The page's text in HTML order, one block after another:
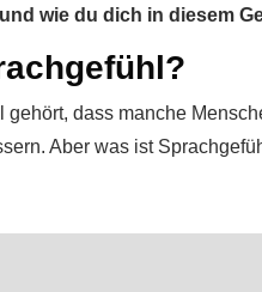
wie du dich in diesem
dass manche
Aber was ist